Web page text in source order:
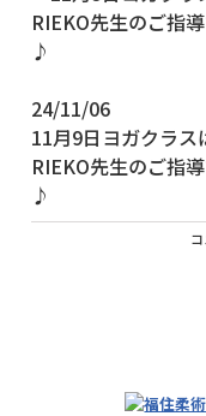
24/11/06
11月9日ヨガクラス
RIEKO先生のご指
♪